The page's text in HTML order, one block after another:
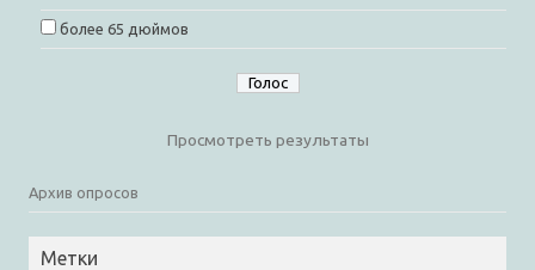
более 65 дюймов
Просмотреть результаты
Архив опросов
Метки